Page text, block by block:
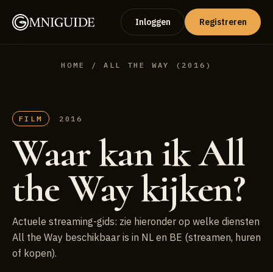
Inloggen Registreren
HOME / ALL THE WAY (2016)
FILM 2016
Waar kan ik All
the Way kijken?
Actuele streaming-gids: zie hieronder op welke diensten
All the Way beschikbaar is in NL en BE (streamen, huren
of kopen).